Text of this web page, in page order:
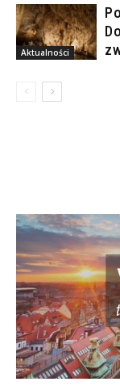
Aktualności